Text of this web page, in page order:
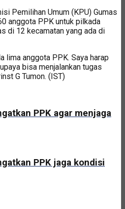
Pemilihan Umum (KPU) Gumas
anggota PPK untuk pilkada
di 12 kecamatan yang ada di
lima anggota PPK. Saya harap
bisa menjalankan tugas
G Tumon. (IST)
PPK agar menjaga
PPK jaga kondisi